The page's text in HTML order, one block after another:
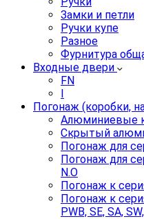
Замки и петли
Ручки купе
Разное
Фурнитура
Входные двери
FN
I
Погонаж (коробки,
Алюминиевые
Скрытый
Погонаж для
Погонаж для
N.O
Погонаж к
Погонаж к
PWB, SE, SA,